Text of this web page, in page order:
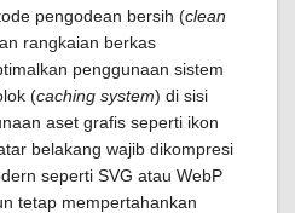
pengodean bersih (clean
rangkaian berkas
penggunaan sistem
(caching system) di sisi
aset grafis seperti ikon
belakang wajib dikompresi
seperti SVG atau WebP
tetap mempertahankan